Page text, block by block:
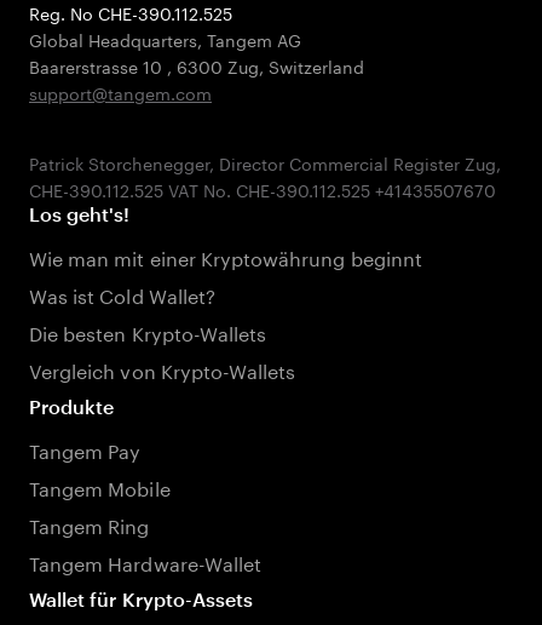
Reg. No CHE-390.112.525
Global Headquarters, Tangem AG
Baarerstrasse 10 , 6300 Zug, Switzerland
support@tangem.com
Patrick Storchenegger, Director Commercial Register Zug,
Los geht's!
Wie man mit einer Kryptowährung beginnt
Was ist Cold Wallet?
Die besten Krypto-Wallets
Vergleich von Krypto-Wallets
Produkte
Tangem Pay
Tangem Mobile
Tangem Ring
Tangem Hardware-Wallet
Wallet für Krypto-Assets